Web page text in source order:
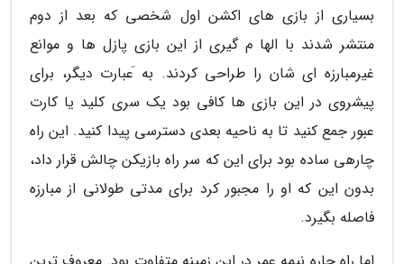
بسیاری از بازی های اکشن اول شخصی که بعد از دوم
منتشر شدند با الها م گیری از این بازی پازل ها و موانع
غیرمبارزه ای شان را طراحی کردند. به َعبارت دیگر، برای
پیشروی در این بازی ها کافی بود یک سری کلید یا کارت
عبور جمع کنید تا به ناحیه بعدی دسترسی پیدا کنید. این راه
چارهی ساده بود برای این که سر راه بازیکن چالش قرار داد،
بدون این که او را مجبور کرد برای مدتی طولانی از مبارزه
فاصله بگیرد.